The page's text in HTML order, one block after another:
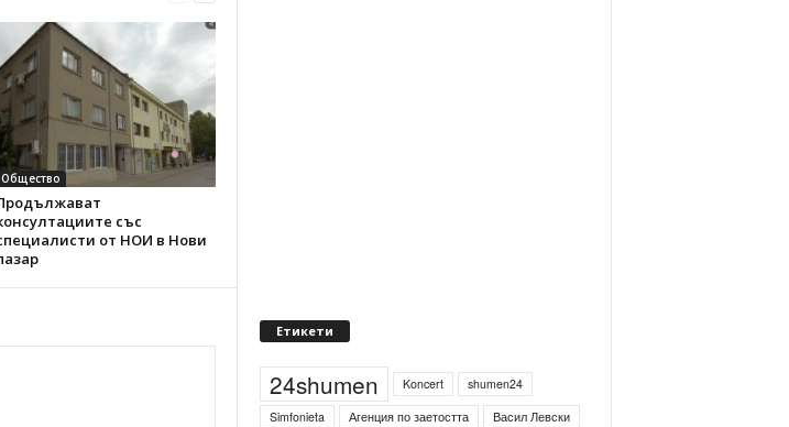
Общество
със
от НОИ в Нови
Етикети
24shumen Koncert
shumen24
Simfonieta
Агенция по заетостта
Васил Левски